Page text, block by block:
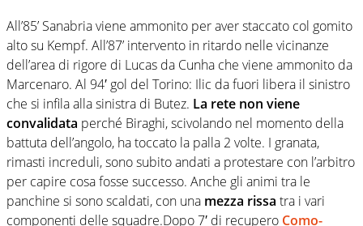
All’85’ Sanabria viene ammonito per aver staccato col gomito
alto su Kempf. All’87’ intervento in ritardo nelle vicinanze
dell’area di rigore di Lucas da Cunha che viene ammonito da
Marcenaro. Al 94′ gol del Torino: Ilic da fuori libera il sinistro
che si infila alla sinistra di Butez. La rete non viene
convalidata perché Biraghi, scivolando nel momento della
battuta dell’angolo, ha toccato la palla 2 volte. I granata,
rimasti increduli, sono subito andati a protestare con l’arbitro
per capire cosa fosse successo. Anche gli animi tra le
panchine si sono scaldati, con una mezza rissa tra i vari
componenti delle squadre.Dopo 7′ di recupero Como-